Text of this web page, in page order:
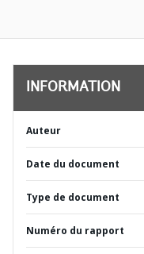
INFORMATION
Auteur
Date du document
Type de document
Numéro du rapport